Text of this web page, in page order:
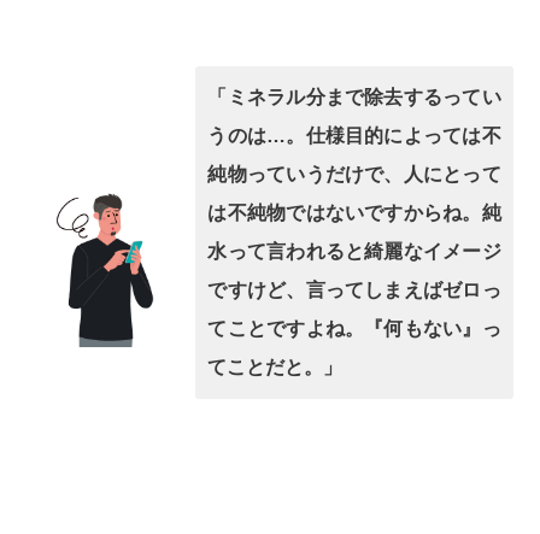
「ミネラル分まで除去するってい
うのは…。仕様目的によっては不
純物っていうだけで、人にとって
は不純物ではないですからね。純
水って言われると綺麗なイメージ
ですけど、言ってしまえばゼロっ
てことですよね。『何もない』っ
てことだと。」